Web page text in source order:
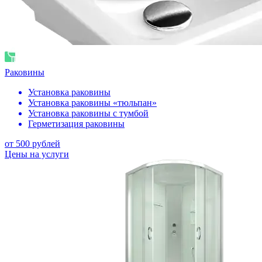
Раковины
Установка раковины
Установка раковины «тюльпан»
Установка раковины с тумбой
Герметизация раковины
от 500 рублей
Цены на услуги